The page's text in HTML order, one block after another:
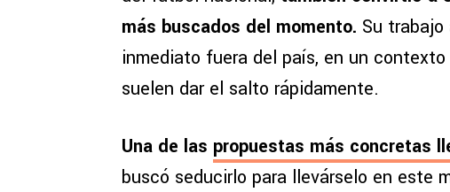
más buscados del momento. Su
inmediato fuera del país, en un
suelen dar el salto rápidamente.
Una de las propuestas más concretas
buscó seducirlo para llevárselo en este